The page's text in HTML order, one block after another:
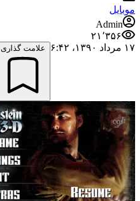
موبایل
Admin
۲۱٬۳۵۶
۱۷ مرداد ۱۳۹۰،‏ ۶:۴۲
علامت گذاری